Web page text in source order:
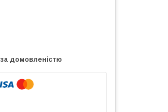
за домовленістю